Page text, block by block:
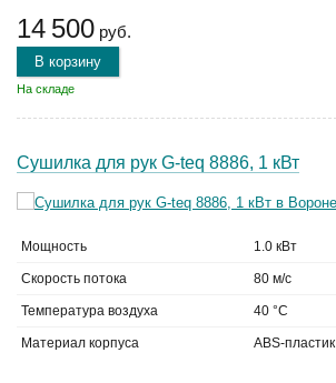
14 500 руб.
В корзину
На складе
Сушилка для рук G-teq 8886, 1 кВт
Мощность 1.0 кВт
Скорость потока 80 м/с
Температура воздуха 40 °C
Материал корпуса ABS-пластик